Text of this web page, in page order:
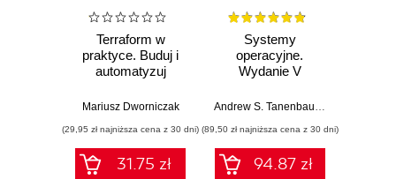
Terraform w
praktyce. Buduj i
automatyzuj
chmurową oraz
wykorzystaniem
Dockera
Mariusz Dworniczak
(29,95 zł najniższa cena z 30 dni)
31.75 zł
Systemy
operacyjne.
Wydanie V
Andrew S. Tanenbaum,
(89,50 zł najniższa cena z 30 dni)
94.87 zł